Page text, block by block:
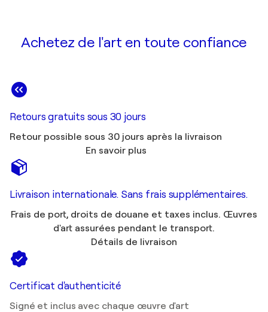
Achetez de l'art en toute confiance
Retours gratuits sous 30 jours
Retour possible sous 30 jours après la livraison
En savoir plus
Livraison internationale. Sans frais supplémentaires.
Frais de port, droits de douane et taxes inclus. Œuvres
d'art assurées pendant le transport.
Détails de livraison
Certificat d'authenticité
Signé et inclus avec chaque œuvre d'art